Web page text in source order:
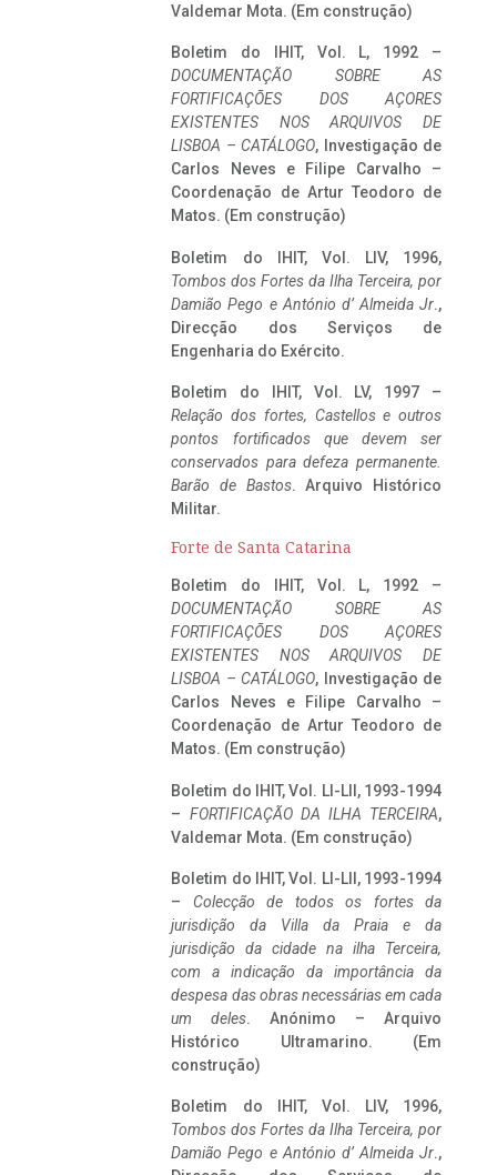
Valdemar Mota. (Em construção)
Boletim do IHIT, Vol. L, 1992 –
DOCUMENTAÇÃO SOBRE AS
FORTIFICAÇÕES DOS AÇORES
EXISTENTES NOS ARQUIVOS DE
LISBOA – CATÁLOGO, Investigação de
Carlos Neves e Filipe Carvalho –
Coordenação de Artur Teodoro de
Matos. (Em construção)
Boletim do IHIT, Vol. LIV, 1996,
Tombos dos Fortes da Ilha Terceira, por
Damião Pego e António d’ Almeida Jr.,
Direcção dos Serviços de
Engenharia do Exército.
Boletim do IHIT, Vol. LV, 1997 –
Relação dos fortes, Castellos e outros
pontos fortificados que devem ser
conservados para defeza permanente.
Barão de Bastos. Arquivo Histórico
Militar.
Forte de Santa Catarina
Boletim do IHIT, Vol. L, 1992 –
DOCUMENTAÇÃO SOBRE AS
FORTIFICAÇÕES DOS AÇORES
EXISTENTES NOS ARQUIVOS DE
LISBOA – CATÁLOGO, Investigação de
Carlos Neves e Filipe Carvalho –
Coordenação de Artur Teodoro de
Matos. (Em construção)
Boletim do IHIT, Vol. LI-LII, 1993-1994
– FORTIFICAÇÃO DA ILHA TERCEIRA,
Valdemar Mota. (Em construção)
Boletim do IHIT, Vol. LI-LII, 1993-1994
– Colecção de todos os fortes da
jurisdição da Villa da Praia e da
jurisdição da cidade na ilha Terceira,
com a indicação da importância da
despesa das obras necessárias em cada
um deles. Anónimo – Arquivo
Histórico Ultramarino. (Em
construção)
Boletim do IHIT, Vol. LIV, 1996,
Tombos dos Fortes da Ilha Terceira, por
Damião Pego e António d’ Almeida Jr.,